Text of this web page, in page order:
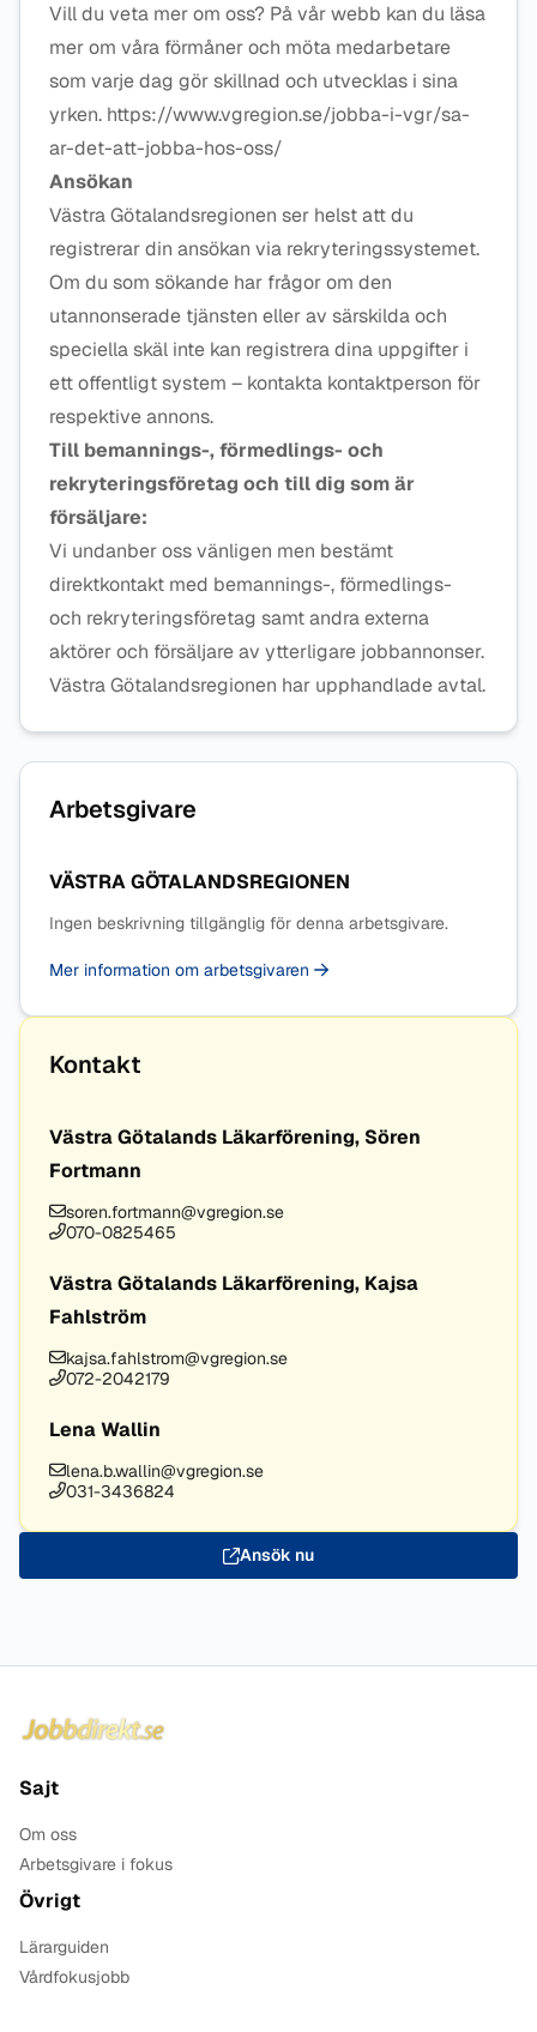
Vill du veta mer om oss? På vår webb kan du läsa
mer om våra förmåner och möta medarbetare
som varje dag gör skillnad och utvecklas i sina
yrken. https://www.vgregion.se/jobba-i-vgr/sa-
ar-det-att-jobba-hos-oss/
Ansökan
Västra Götalandsregionen ser helst att du
registrerar din ansökan via rekryteringssystemet.
Om du som sökande har frågor om den
utannonserade tjänsten eller av särskilda och
speciella skäl inte kan registrera dina uppgifter i
ett offentligt system – kontakta kontaktperson för
respektive annons.
Till bemannings-, förmedlings- och
rekryteringsföretag och till dig som är
försäljare:
Vi undanber oss vänligen men bestämt
direktkontakt med bemannings-, förmedlings-
och rekryteringsföretag samt andra externa
aktörer och försäljare av ytterligare jobbannonser.
Västra Götalandsregionen har upphandlade avtal.
Arbetsgivare
VÄSTRA GÖTALANDSREGIONEN
Ingen beskrivning tillgänglig för denna arbetsgivare.
Mer information om arbetsgivaren
Kontakt
Västra Götalands Läkarförening, Sören
Fortmann
soren.fortmann@vgregion.se
070-0825465
Västra Götalands Läkarförening, Kajsa
Fahlström
kajsa.fahlstrom@vgregion.se
072-2042179
Lena Wallin
lena.b.wallin@vgregion.se
031-3436824
Ansök nu
Sajt
Om oss
Arbetsgivare i fokus
Övrigt
Lärarguiden
Vårdfokusjobb